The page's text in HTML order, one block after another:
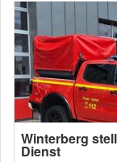
Winterberg
Dienst